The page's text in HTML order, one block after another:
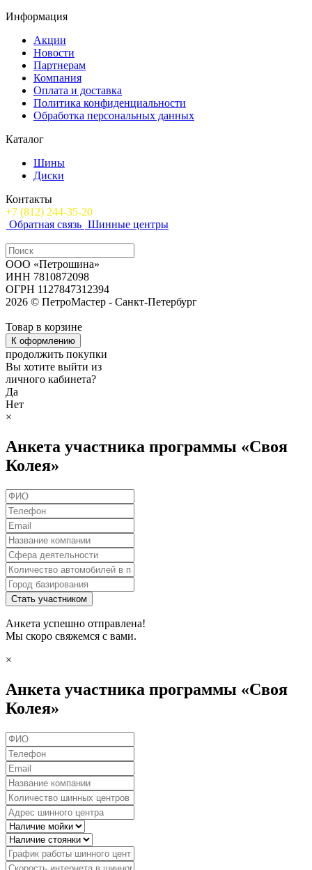
Информация
Акции
Новости
Партнерам
Компания
Оплата и доставка
Политика конфиденциальности
Обработка персональных данных
Каталог
Шины
Диски
Контакты
+7 (812) 244-35-20
Обратная связь Шинные центры
ООО «Петрошина»
ИНН 7810872098
ОГРН 1127847312394
2026 © ПетроМастер - Санкт-Петербург
Товар в корзине
К оформлению
продолжить покупки
Вы хотите выйти из
личного кабинета?
Да
Нет
×
Анкета участника программы «Своя
Колея»
Стать участником
Анкета успешно отправлена!
Мы скоро свяжемся с вами.
×
Анкета участника программы «Своя
Колея»